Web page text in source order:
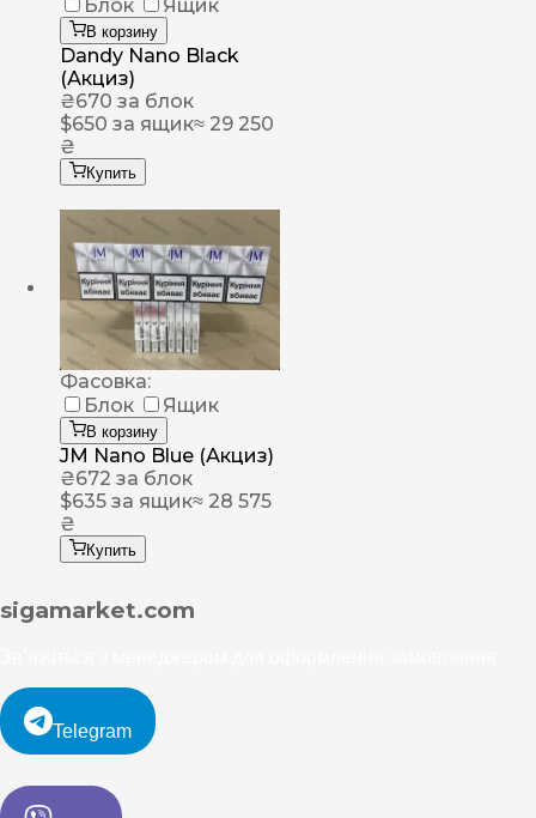
Блок
Ящик
В корзину
Dandy Nano Black
(Акциз)
₴670 за блок
$650 за ящик≈ 29 250
₴
Купить
Фасовка:
Блок
Ящик
В корзину
JM Nano Blue (Акциз)
₴672 за блок
$635 за ящик≈ 28 575
₴
Купить
sigamarket.com
Telegram